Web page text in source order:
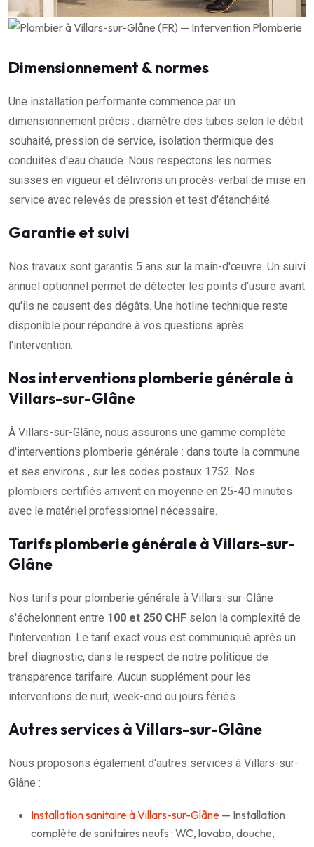
Dimensionnement & normes
Une installation performante commence par un
dimensionnement précis : diamètre des tubes selon le débit
souhaité, pression de service, isolation thermique des
conduites d'eau chaude. Nous respectons les normes
suisses en vigueur et délivrons un procès-verbal de mise en
service avec relevés de pression et test d'étanchéité.
Garantie et suivi
Nos travaux sont garantis 5 ans sur la main-d'œuvre. Un suivi
annuel optionnel permet de détecter les points d'usure avant
qu'ils ne causent des dégâts. Une hotline technique reste
disponible pour répondre à vos questions après
l'intervention.
Nos interventions plomberie générale à
Villars-sur-Glâne
À Villars-sur-Glâne, nous assurons une gamme complète
d'interventions plomberie générale : dans toute la commune
et ses environs , sur les codes postaux 1752. Nos
plombiers certifiés arrivent en moyenne en 25-40 minutes
avec le matériel professionnel nécessaire.
Tarifs plomberie générale à Villars-sur-
Glâne
Nos tarifs pour plomberie générale à Villars-sur-Glâne
s'échelonnent entre 100 et 250 CHF selon la complexité de
l'intervention. Le tarif exact vous est communiqué après un
bref diagnostic, dans le respect de notre politique de
transparence tarifaire. Aucun supplément pour les
interventions de nuit, week-end ou jours fériés.
Autres services à Villars-sur-Glâne
Nous proposons également d'autres services à Villars-sur-
Glâne :
Installation sanitaire à Villars-sur-Glâne — Installation
complète de sanitaires neufs : WC, lavabo, douche,